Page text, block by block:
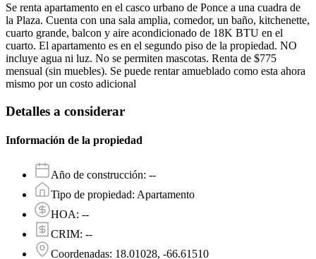
Se renta apartamento en el casco urbano de Ponce a una cuadra de
la Plaza. Cuenta con una sala amplia, comedor, un baño, kitchenette,
cuarto grande, balcon y aire acondicionado de 18K BTU en el
cuarto. El apartamento es en el segundo piso de la propiedad. NO
incluye agua ni luz. No se permiten mascotas. Renta de $775
mensual (sin muebles). Se puede rentar amueblado como esta ahora
mismo por un costo adicional
Detalles a considerar
Información de la propiedad
Año de construcción: --
Tipo de propiedad: Apartamento
HOA: --
CRIM: --
Coordenadas: 18.01028, -66.61510